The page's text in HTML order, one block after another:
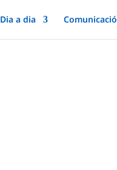
Dia a dia Comunicació